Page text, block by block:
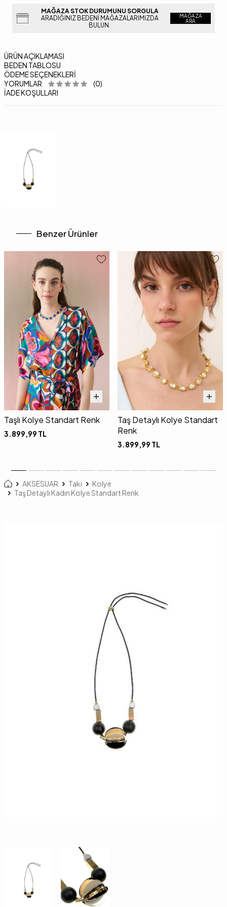
MAĞAZA STOK DURUMUNU SORGULA
ARADIĞINIZ BEDENI MAĞAZALARIMIZDA
BULUN.
MAĞAZA
ARA
ÜRÜN AÇIKLAMASI
BEDEN TABLOSU
ÖDEME SEÇENEKLERI
YORUMLAR
(0)
İADE KOŞULLARI
Benzer Ürünler
Taşlı Kolye Standart Renk
3.899,99 TL
Taş Detaylı Kolye Standart
Renk
3.899,99 TL
AKSESUAR Takı
Kolye
Taş Detaylı Kadın Kolye Standart Renk